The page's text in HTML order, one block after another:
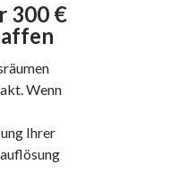
300 €
Wenn
Ihrer